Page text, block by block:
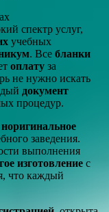
спектр услуг,
учебных
. Все бланки
оплату за
не нужно искать
документ
процедур.
норигинальное
заведения.
выполнения
изготовление с
что каждый